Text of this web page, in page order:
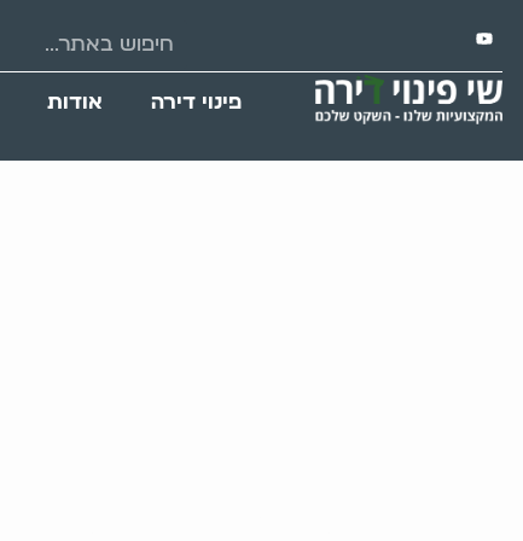
פינוי דירה אודות